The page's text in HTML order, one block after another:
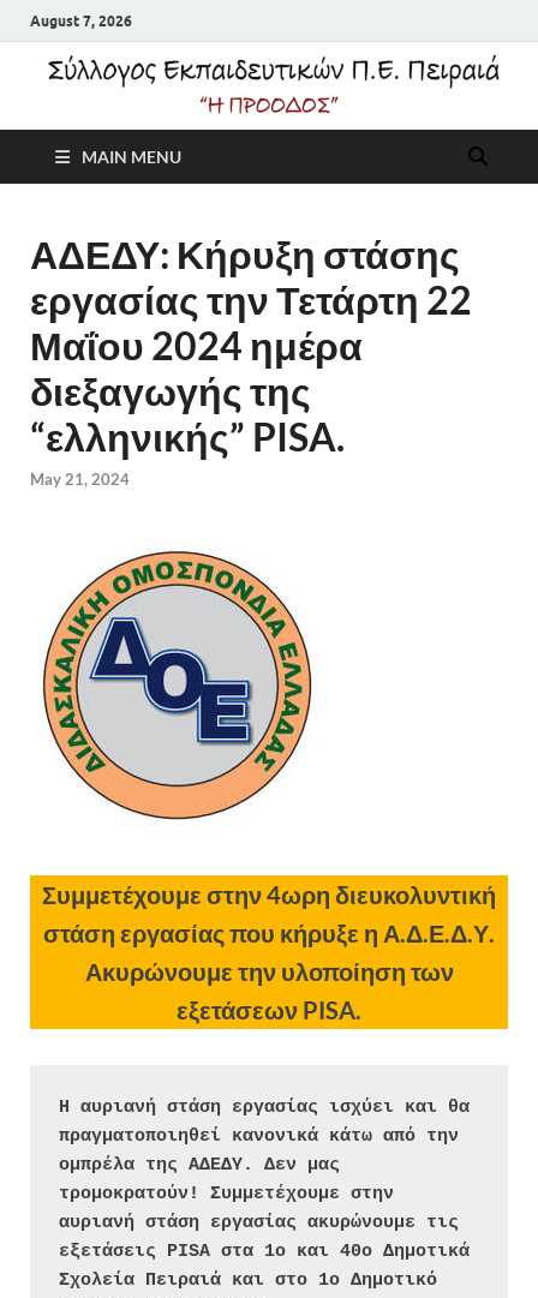
August 7, 2026
Σύλλογος
Εκπαιδευτικών Π.Ε.
Πειραιά "Η Πρόοδος"
MAIN MENU
ΑΔΕΔΥ: Κήρυξη στάσης
εργασίας την Τετάρτη 22
Μαΐου 2024 ημέρα
διεξαγωγής της
“ελληνικής” PISA.
May 21, 2024
Συμμετέχουμε στην4ωρη διευκολυντική
στάση εργασίας που κήρυξε η Α.Δ.Ε.Δ.Υ.
Ακυρώνουμε την υλοποίηση των
εξετάσεων PISA.
Η αυριανή στάση εργασίας ισχύει και θα
πραγματοποιηθεί κανονικά κάτω από την
ομπρέλα της ΑΔΕΔΥ. Δεν μας
τρομοκρατούν! Συμμετέχουμε στην
αυριανή στάση εργασίας ακυρώνουμε τις
εξετάσεις PISA στα 1ο και 40ο Δημοτικά
Σχολεία Πειραιά και στο 1ο Δημοτικό